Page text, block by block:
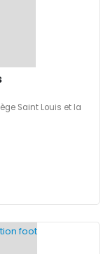
Saint Louis et la